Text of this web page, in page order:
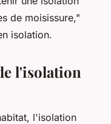
de moisissure,"
isolation.
l'isolation
l'isolation